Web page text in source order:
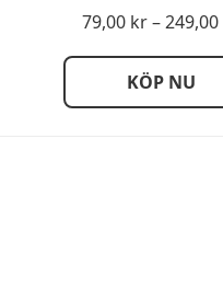
79,00 kr–249,00
KÖP NU